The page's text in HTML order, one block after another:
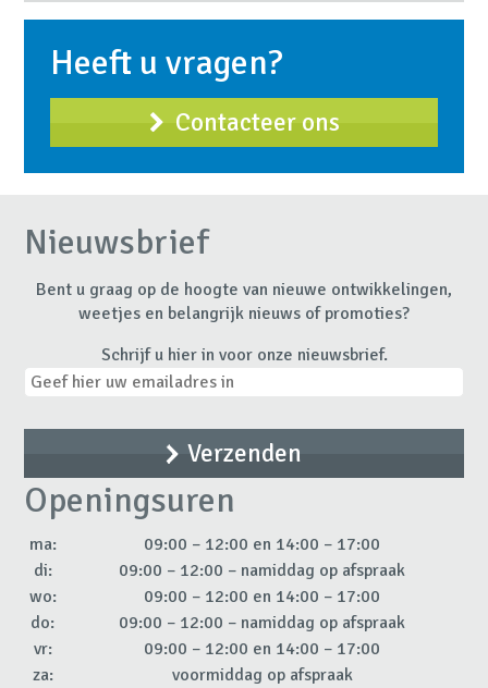
Heeft u vragen?
Contacteer ons
Nieuwsbrief
Bent u graag op de hoogte van nieuwe ontwikkelingen,
weetjes en belangrijk nieuws of promoties?
Schrijf u hier in voor onze nieuwsbrief.
Openingsuren
ma:
09:00 – 12:00 en 14:00 – 17:00
di:
09:00 – 12:00 – namiddag op afspraak
wo:
09:00 – 12:00 en 14:00 – 17:00
do:
09:00 – 12:00 – namiddag op afspraak
vr:
09:00 – 12:00 en 14:00 – 17:00
za:
voormiddag op afspraak